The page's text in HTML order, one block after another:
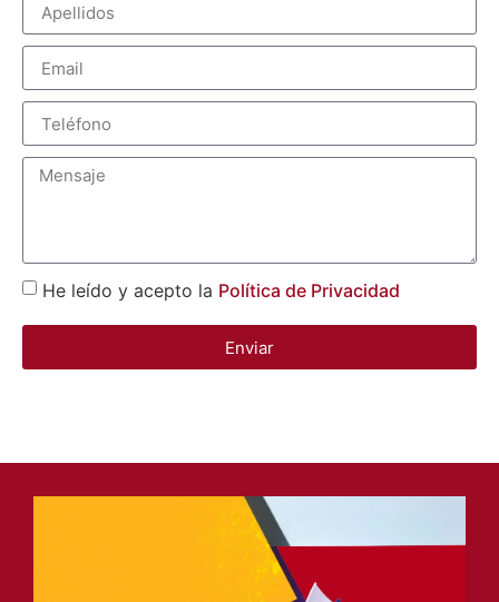
He leído y acepto la Política de Privacidad
Enviar